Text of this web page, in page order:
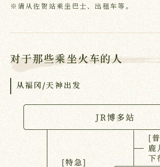
※请从佐贺站乘坐巴士、出租车等。
对于那些乘坐火车的人
从福冈/天神出发